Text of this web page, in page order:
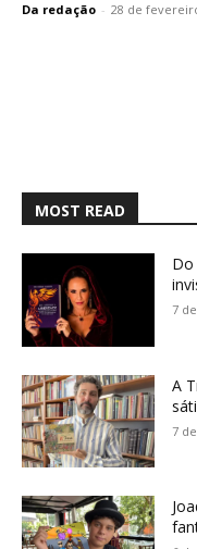
Da redação - 28 de
MOST READ
Do
7
A
7